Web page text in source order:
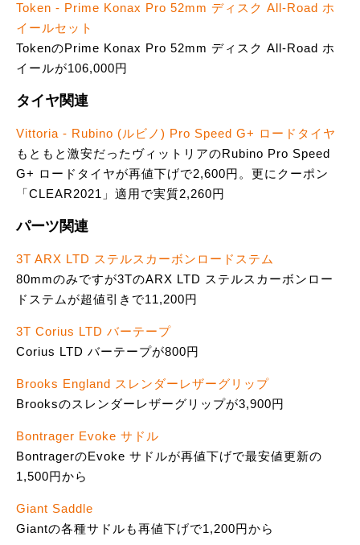
Token - Prime Konax Pro 52mm ディスク All-Road ホ
イールセット
TokenのPrime Konax Pro 52mm ディスク All-Road ホ
イールが106,000円
タイヤ関連
Vittoria - Rubino (ルビノ) Pro Speed G+ ロードタイヤ
もともと激安だったヴィットリアのRubino Pro Speed
G+ ロードタイヤが再値下げで2,600円。更にクーポン
「CLEAR2021」適用で実質2,260円
パーツ関連
3T ARX LTD ステルスカーボンロードステム
80mmのみですが3TのARX LTD ステルスカーボンロー
ドステムが超値引きで11,200円
3T Corius LTD バーテープ
Corius LTD バーテープが800円
Brooks England スレンダーレザーグリップ
Brooksのスレンダーレザーグリップが3,900円
Bontrager Evoke サドル
BontragerのEvoke サドルが再値下げで最安値更新の
1,500円から
Giant Saddle
Giantの各種サドルも再値下げで1,200円から